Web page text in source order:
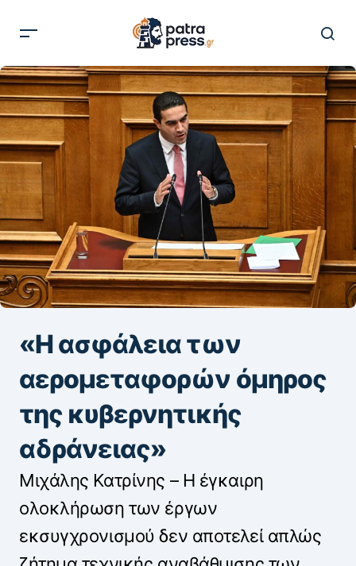
«Η ασφάλεια των
αερομεταφορών όμηρος
της κυβερνητικής
αδράνειας»
Μιχάλης Κατρίνης – Η έγκαιρη
ολοκλήρωση των έργων
εκσυγχρονισμού δεν αποτελεί απλώς